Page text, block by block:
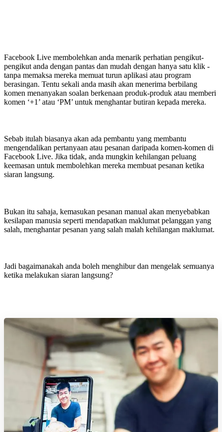
Facebook Live membolehkan anda menarik perhatian pengikut-
pengikut anda dengan pantas dan mudah dengan hanya satu klik -
tanpa memaksa mereka memuat turun aplikasi atau program
berasingan. Tentu sekali anda masih akan menerima berbilang
komen menanyakan soalan berkenaan produk-produk atau memberi
komen ‘+1’ atau ‘PM’ untuk menghantar butiran kepada mereka.
Sebab itulah biasanya akan ada pembantu yang membantu
mengendalikan pertanyaan atau pesanan daripada komen-komen di
Facebook Live. Jika tidak, anda mungkin kehilangan peluang
keemasan untuk membolehkan mereka membuat pesanan ketika
siaran langsung.
Bukan itu sahaja, kemasukan pesanan manual akan menyebabkan
kesilapan manusia seperti mendapatkan maklumat pelanggan yang
salah, menghantar pesanan yang salah malah kehilangan maklumat.
Jadi bagaimanakah anda boleh menghibur dan mengelak semuanya
ketika melakukan siaran langsung?